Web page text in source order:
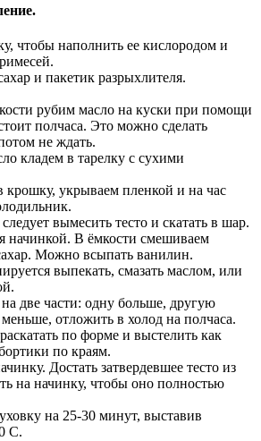
чтобы наполнить ее кислородом и
и пакетик разрыхлителя.
рубим масло на куски при помощи
полчаса. Это можно сделать
не ждать.
кладем в тарелку с сухими
крошку, укрываем пленкой и на час
вымесить тесто и скатать в шар.
начинкой. В ёмкости смешиваем
Можно всыпать ванилин.
выпекать, смазать маслом, или
две части: одну больше, другую
отложить в холод на полчаса.
по форме и выстелить как
по краям.
Достать затвердевшее тесто из
на начинку, чтобы оно полностью
на 25-30 минут, выставив
С.